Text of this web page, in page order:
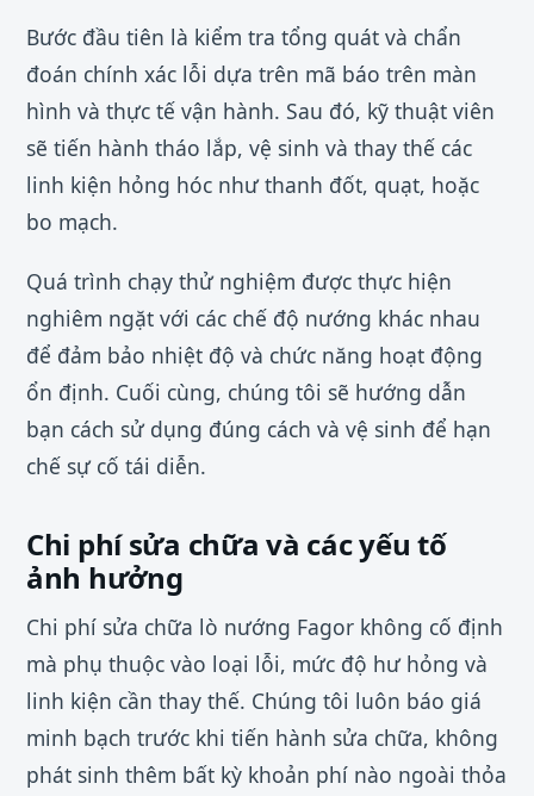
Bước đầu tiên là kiểm tra tổng quát và chẩn
đoán chính xác lỗi dựa trên mã báo trên màn
hình và thực tế vận hành. Sau đó, kỹ thuật viên
sẽ tiến hành tháo lắp, vệ sinh và thay thế các
linh kiện hỏng hóc như thanh đốt, quạt, hoặc
bo mạch.
Quá trình chạy thử nghiệm được thực hiện
nghiêm ngặt với các chế độ nướng khác nhau
để đảm bảo nhiệt độ và chức năng hoạt động
ổn định. Cuối cùng, chúng tôi sẽ hướng dẫn
bạn cách sử dụng đúng cách và vệ sinh để hạn
chế sự cố tái diễn.
Chi phí sửa chữa và các yếu tố
ảnh hưởng
Chi phí sửa chữa lò nướng Fagor không cố định
mà phụ thuộc vào loại lỗi, mức độ hư hỏng và
linh kiện cần thay thế. Chúng tôi luôn báo giá
minh bạch trước khi tiến hành sửa chữa, không
phát sinh thêm bất kỳ khoản phí nào ngoài thỏa